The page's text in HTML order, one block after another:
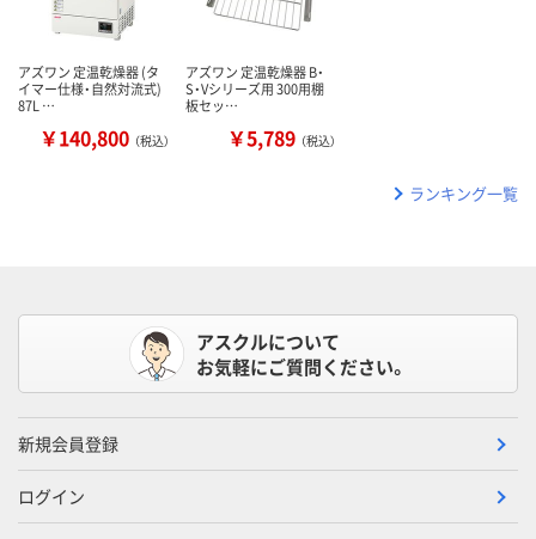
アズワン 定温乾燥器 (タ
イマー仕様・自然対流式)
87L …
￥140,800 （税込）
アズワン 定温乾燥器 B・
S・Vシリーズ用 300用棚
板セッ…
￥5,789 （税込）
ランキング一覧
アスクルについて
お気軽にご質問ください。
新規会員登録
ログイン